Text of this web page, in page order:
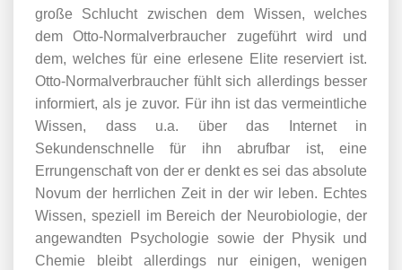
große Schlucht zwischen dem Wissen, welches
dem Otto-Normalverbraucher zugeführt wird und
dem, welches für eine erlesene Elite reserviert ist.
Otto-Normalverbraucher fühlt sich allerdings besser
informiert, als je zuvor. Für ihn ist das vermeintliche
Wissen, dass u.a. über das Internet in
Sekundenschnelle für ihn abrufbar ist, eine
Errungenschaft von der er denkt es sei das absolute
Novum der herrlichen Zeit in der wir leben. Echtes
Wissen, speziell im Bereich der Neurobiologie, der
angewandten Psychologie sowie der Physik und
Chemie bleibt allerdings nur einigen, wenigen